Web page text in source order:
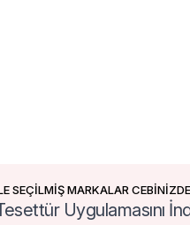
SEÇİLMİŞ MARKALAR CEBİNİZDE
Uygulamasını